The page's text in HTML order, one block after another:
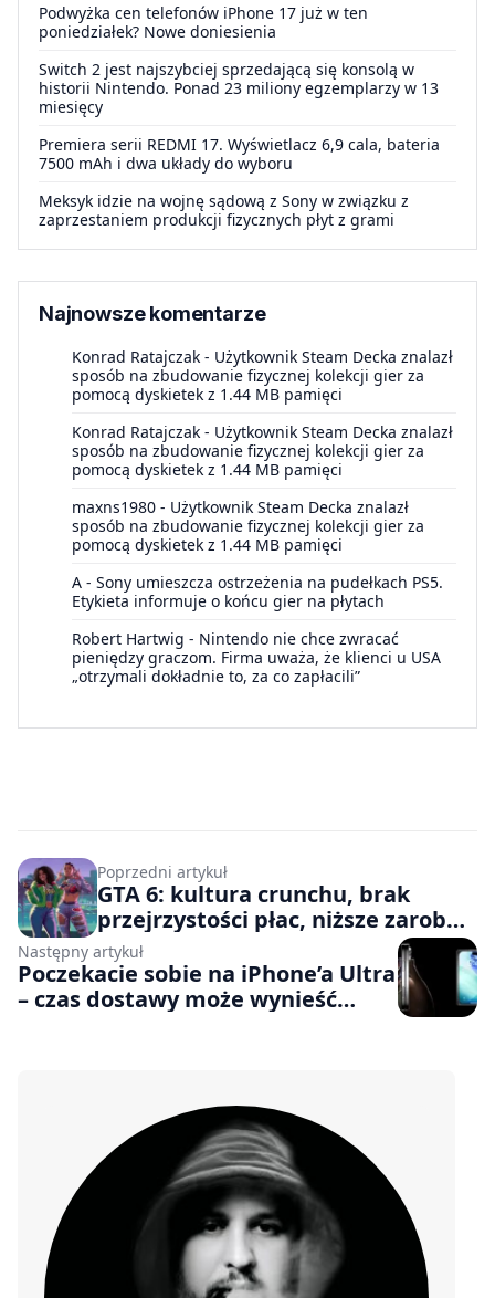
Podwyżka cen telefonów iPhone 17 już w ten
poniedziałek? Nowe doniesienia
Switch 2 jest najszybciej sprzedającą się konsolą w
historii Nintendo. Ponad 23 miliony egzemplarzy w 13
miesięcy
Premiera serii REDMI 17. Wyświetlacz 6,9 cala, bateria
7500 mAh i dwa układy do wyboru
Meksyk idzie na wojnę sądową z Sony w związku z
zaprzestaniem produkcji fizycznych płyt z grami
Najnowsze komentarze
Konrad Ratajczak - Użytkownik Steam Decka znalazł
sposób na zbudowanie fizycznej kolekcji gier za
pomocą dyskietek z 1.44 MB pamięci
Konrad Ratajczak - Użytkownik Steam Decka znalazł
sposób na zbudowanie fizycznej kolekcji gier za
pomocą dyskietek z 1.44 MB pamięci
maxns1980 - Użytkownik Steam Decka znalazł
sposób na zbudowanie fizycznej kolekcji gier za
pomocą dyskietek z 1.44 MB pamięci
A - Sony umieszcza ostrzeżenia na pudełkach PS5.
Etykieta informuje o końcu gier na płytach
Robert Hartwig - Nintendo nie chce zwracać
pieniędzy graczom. Firma uważa, że klienci u USA
„otrzymali dokładnie to, za co zapłacili”
Poprzedni artykuł
GTA 6: kultura crunchu, brak
przejrzystości płac, niższe zarobki
kobiet. Rockstar Games mierzy się
z poważnymi oskarżeniami ze
strony związku zawodowego
Następny artykuł
Poczekacie sobie na iPhone’a Ultra
– czas dostawy może wynieść